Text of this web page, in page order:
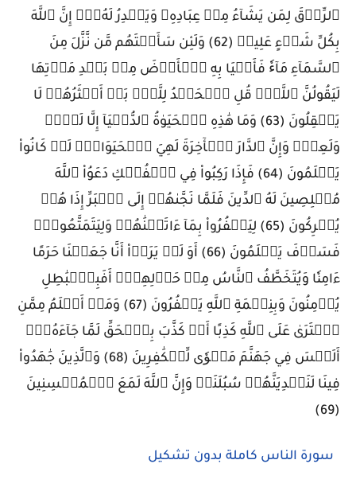
ٱلرِّزۡقَ لِمَن يَشَآءُ مِنۡ عِبَادِهِۦ وَيَقۡدِرُ لَهُۥٓۚ إِنَّ ٱللَّهَ
بِكُلِّ شَيۡءٍ عَلِيمٞ (62) وَلَئِن سَأَلۡتَهُم مَّن نَّزَّلَ مِنَ
ٱلسَّمَآءِ مَآءٗ فَأَحۡيَا بِهِ ٱلۡأَرۡضَ مِنۢ بَعۡدِ مَوۡتِهَا
لَيَقُولُنَّ ٱللَّهُۚ قُلِ ٱلۡحَمۡدُ لِلَّهِۚ بَلۡ أَكۡثَرُهُمۡ لَا
يَعۡقِلُونَ (63) وَمَا هَٰذِهِ ٱلۡحَيَوٰةُ ٱلدُّنۡيَآ إِلَّا لَهۡوٞ
وَلَعِبٞۚ وَإِنَّ ٱلدَّارَ ٱلۡأٓخِرَةَ لَهِيَ ٱلۡحَيَوَانُۚ لَوۡ كَانُواْ
يَعۡلَمُونَ (64) فَإِذَا رَكِبُواْ فِي ٱلۡفُلۡكِ دَعَوُاْ ٱللَّهَ
مُخۡلِصِينَ لَهُ ٱلدِّينَ فَلَمَّا نَجَّىٰهُمۡ إِلَى ٱلۡبَرِّ إِذَا هُمۡ
يُشۡرِكُونَ (65) لِيَكۡفُرُواْ بِمَآ ءَاتَيۡنَٰهُمۡ وَلِيَتَمَتَّعُواْۚ
فَسَوۡفَ يَعۡلَمُونَ (66) أَوَ لَمۡ يَرَوۡاْ أَنَّا جَعَلۡنَا حَرَمًا
ءَامِنٗا وَيُتَخَطَّفُ ٱلنَّاسُ مِنۡ حَوۡلِهِمۡۚ أَفَبِٱلۡبَٰطِلِ
يُؤۡمِنُونَ وَبِنِعۡمَةِ ٱللَّهِ يَكۡفُرُونَ (67) وَمَنۡ أَظۡلَمُ مِمَّنِ
ٱفۡتَرَىٰ عَلَى ٱللَّهِ كَذِبًا أَوۡ كَذَّبَ بِٱلۡحَقِّ لَمَّا جَآءَهُۥٓۚ
أَلَيۡسَ فِي جَهَنَّمَ مَثۡوٗى لِّلۡكَٰفِرِينَ (68) وَٱلَّذِينَ جَٰهَدُواْ
فِينَا لَنَهۡدِيَنَّهُمۡ سُبُلَنَاۚ وَإِنَّ ٱللَّهَ لَمَعَ ٱلۡمُحۡسِنِينَ
(69)
سورة الناس كاملة بدون تشكيل